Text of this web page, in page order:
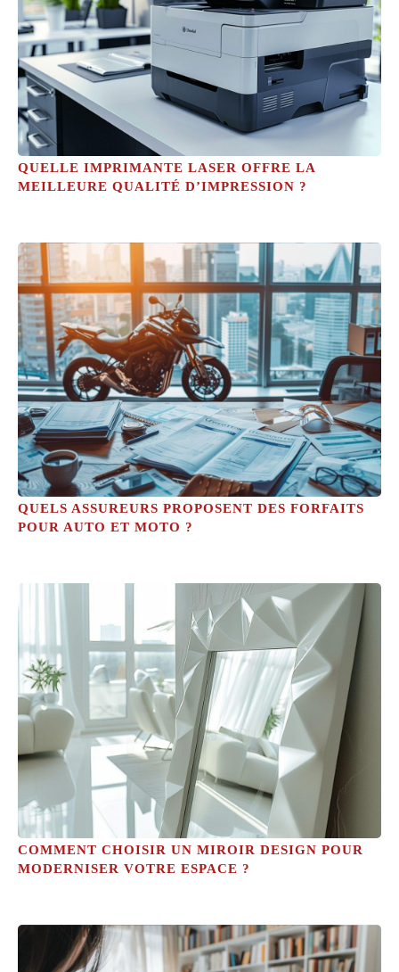
QUELLE IMPRIMANTE LASER OFFRE LA
MEILLEURE QUALITÉ D’IMPRESSION ?
QUELS ASSUREURS PROPOSENT DES FORFAITS
POUR AUTO ET MOTO ?
COMMENT CHOISIR UN MIROIR DESIGN POUR
MODERNISER VOTRE ESPACE ?